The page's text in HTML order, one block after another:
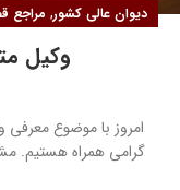
دیوان عالی کشور, مراجع
وکیل
امروز با موضوع
گرامی همراه هستیم.